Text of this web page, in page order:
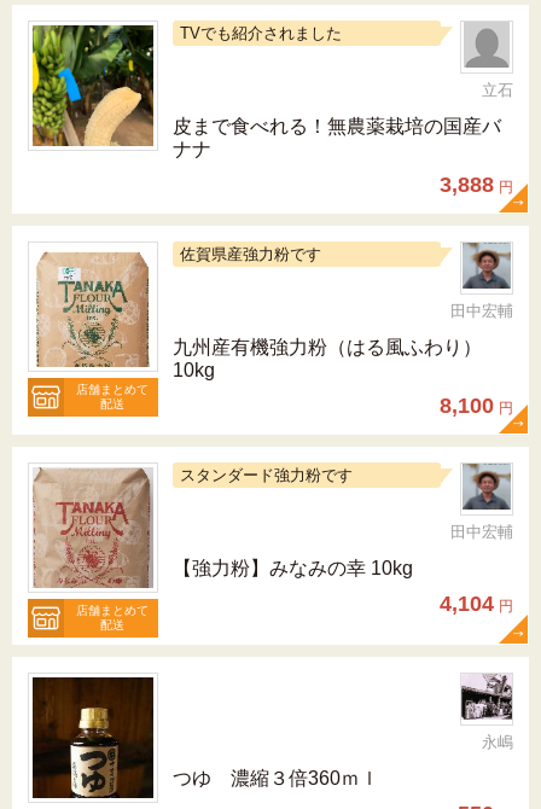
TVでも紹介されました
立石
皮まで食べれる！無農薬栽培の国産バ
ナナ
3,888 円
店舗まとめて
配送
佐賀県産強力粉です
田中宏輔
九州産有機強力粉（はる風ふわり）
10kg
8,100 円
店舗まとめて
配送
スタンダード強力粉です
田中宏輔
【強力粉】みなみの幸 10kg
4,104 円
永嶋
つゆ 濃縮３倍360ｍｌ